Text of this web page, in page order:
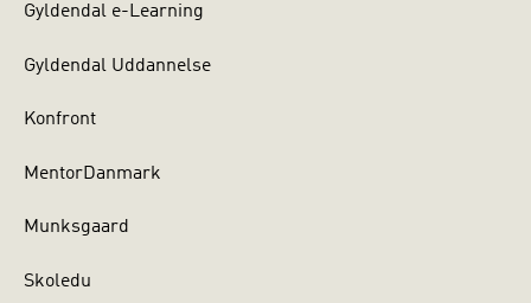
Gyldendal e-Learning
Gyldendal Uddannelse
Konfront
MentorDanmark
Munksgaard
Skoledu